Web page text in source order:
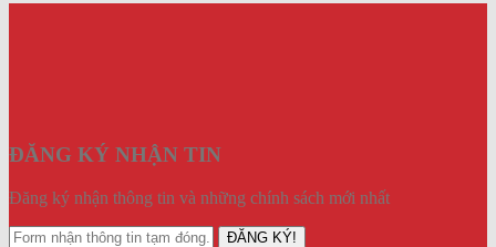
ĐĂNG KÝ NHẬN TIN
Đăng ký nhận thông tin và những chính sách mới nhất
ĐĂNG KÝ!